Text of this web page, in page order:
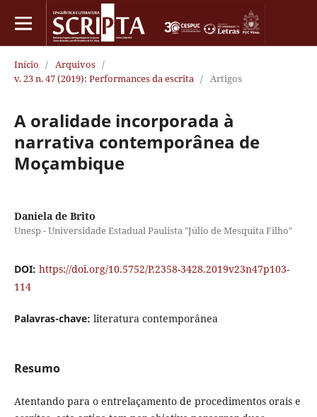
Início / Arquivos /
v. 23 n. 47 (2019): Performances da escrita / Artigos
A oralidade incorporada à
narrativa contemporânea de
Moçambique
Daniela de Brito
Unesp - Universidade Estadual Paulista "Júlio de Mesquita Filho"
DOI: https://doi.org/10.5752/P.2358-3428.2019v23n47p103-
114
Palavras-chave: literatura contemporânea
Resumo
Atentando para o entrelaçamento de procedimentos orais e